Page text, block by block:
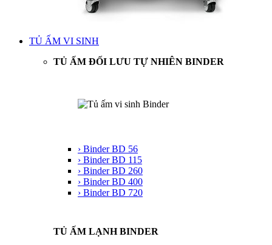
TỦ ẤM VI SINH
TỦ ẤM ĐỐI LƯU TỰ NHIÊN BINDER
› Binder BD 56
› Binder BD 115
› Binder BD 260
› Binder BD 400
› Binder BD 720
TỦ ẤM LẠNH BINDER